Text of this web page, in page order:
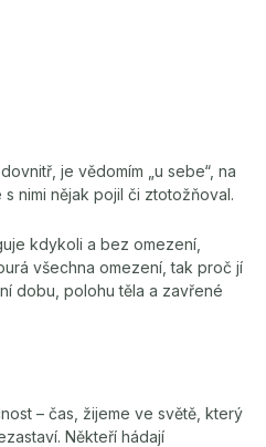
je vědomím „u sebe“, na
nimi nějak pojil či ztotožňoval.
kdykoli a bez omezení,
všechna omezení, tak proč jí
dobu, polohu těla a zavřené
– čas, žijeme ve světě, který
Někteří hádají